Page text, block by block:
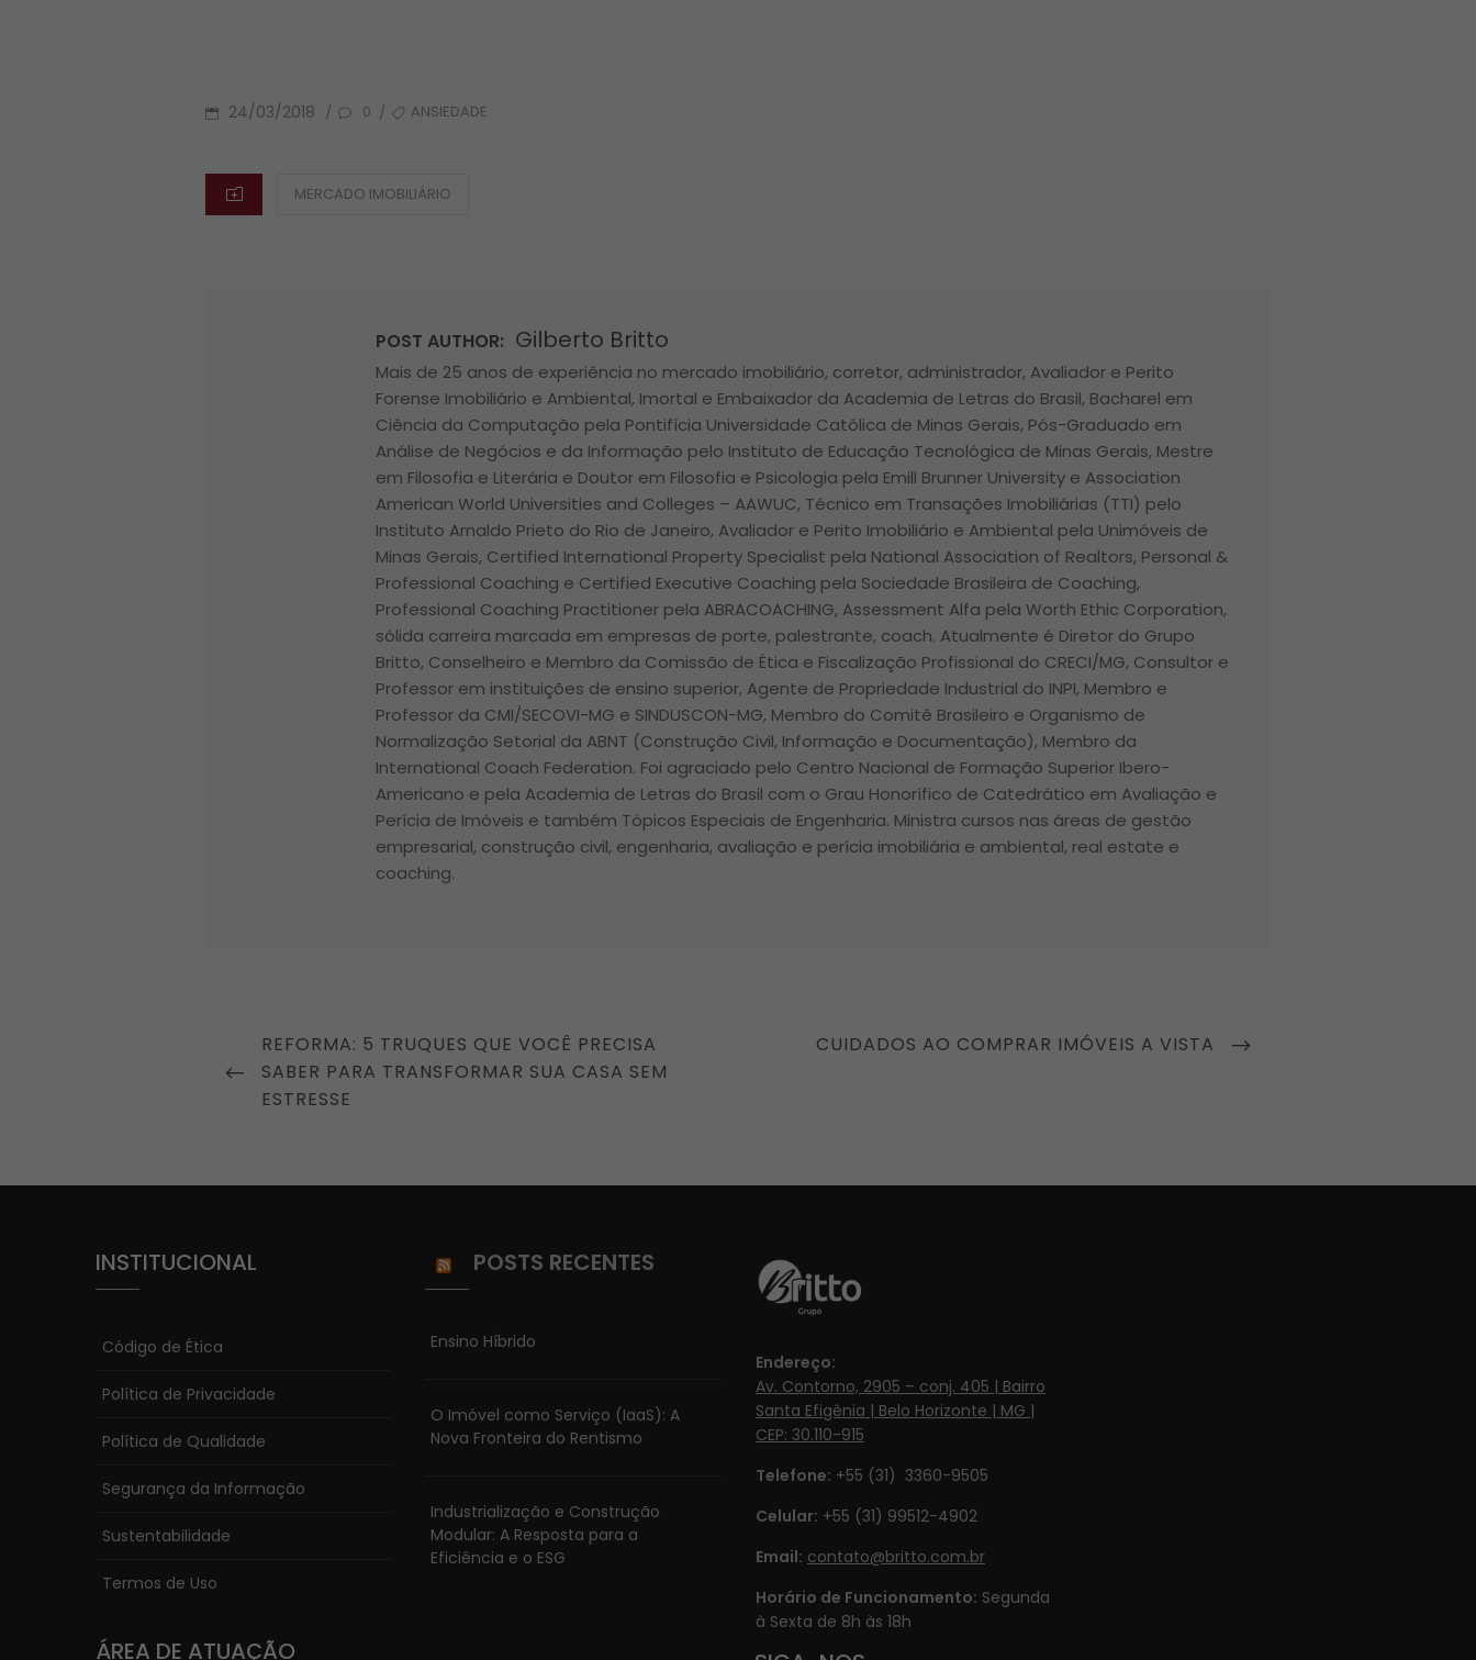
POSTED
24/03/2018 / 0 / TAGSANSIEDADE
CATEGORIES
MERCADO IMOBILIÁRIO
POST AUTHOR: Gilberto Britto
Mais de 25 anos de experiência no mercado imobiliário, corretor, administrador, Avaliador e Perito
Forense Imobiliário e Ambiental, Imortal e Embaixador da Academia de Letras do Brasil, Bacharel em
Ciência da Computação pela Pontifícia Universidade Católica de Minas Gerais, Pós-Graduado em
Análise de Negócios e da Informação pelo Instituto de Educação Tecnológica de Minas Gerais, Mestre
em Filosofia e Literária e Doutor em Filosofia e Psicologia pela Emill Brunner University e Association
American World Universities and Colleges – AAWUC, Técnico em Transações Imobiliárias (TTI) pelo
Instituto Arnaldo Prieto do Rio de Janeiro, Avaliador e Perito Imobiliário e Ambiental pela Unimóveis de
Minas Gerais, Certified International Property Specialist pela National Association of Realtors, Personal &
Professional Coaching e Certified Executive Coaching pela Sociedade Brasileira de Coaching,
Professional Coaching Practitioner pela ABRACOACHING, Assessment Alfa pela Worth Ethic Corporation,
sólida carreira marcada em empresas de porte, palestrante, coach. Atualmente é Diretor do Grupo
Britto, Conselheiro e Membro da Comissão de Ética e Fiscalização Profissional do CRECI/MG, Consultor e
Professor em instituições de ensino superior, Agente de Propriedade Industrial do INPI, Membro e
Professor da CMI/SECOVI-MG e SINDUSCON-MG, Membro do Comitê Brasileiro e Organismo de
Normalização Setorial da ABNT (Construção Civil, Informação e Documentação), Membro da
International Coach Federation. Foi agraciado pelo Centro Nacional de Formação Superior Ibero-
Americano e pela Academia de Letras do Brasil com o Grau Honorífico de Catedrático em Avaliação e
Perícia de Imóveis e também Tópicos Especiais de Engenharia. Ministra cursos nas áreas de gestão
empresarial, construção civil, engenharia, avaliação e perícia imobiliária e ambiental, real estate e
coaching.
Navegação
de
PREVIOUS
POST
REFORMA: 5 TRUQUES QUE VOCÊ PRECISA
SABER PARA TRANSFORMAR SUA CASA SEM
ESTRESSE
NEXT
CUIDADOS AO COMPRAR IMÓVEIS A VISTA
INSTITUCIONAL
Código de Ética
Política de Privacidade
Política de Qualidade
Segurança da Informação
Sustentabilidade
Termos de Uso
ÁREA DE ATUAÇÃO
POSTS RECENTES
Ensino Híbrido
O Imóvel como Serviço (IaaS): A
Nova Fronteira do Rentismo
Industrialização e Construção
Modular: A Resposta para a
Eficiência e o ESG
Endereço:
Av. Contorno, 2905 – conj. 405 | Bairro
Santa Efigênia | Belo Horizonte | MG |
CEP: 30.110-915
Telefone: +55 (31) 3360-9505
Celular: +55 (31) 99512-4902‬
Email: contato@britto.com.br
Horário de Funcionamento: Segunda
à Sexta de 8h às 18h